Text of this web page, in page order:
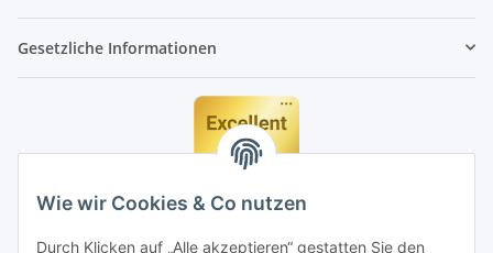
Wie wir Cookies & Co nutzen
Durch Klicken auf „Alle akzeptieren“ gestatten Sie den
Gesetzliche Informationen